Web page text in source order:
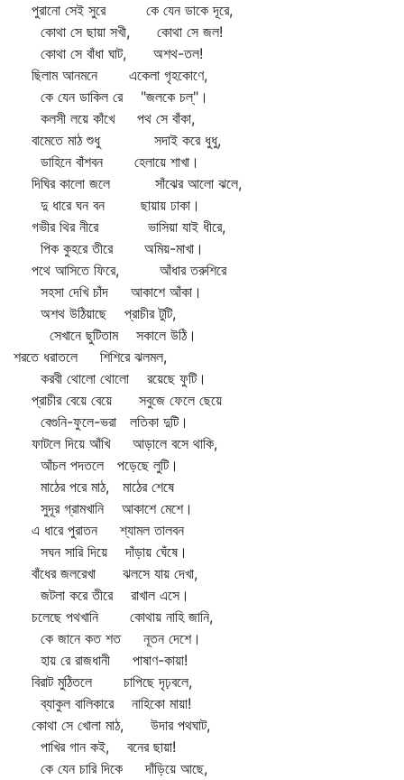
পুরানো সেই সুরে কে যেন ডাকে দূরে,
কোথা সে ছায়া সখী, কোথা সে জল!
কোথা সে বাঁধা ঘাট, অশথ-তল!
ছিলাম আনমনে একেলা গৃহকোণে,
কে যেন ডাকিল রে "জলকে চল্‌"।
কলসী লয়ে কাঁখে পথ সে বাঁকা,
বামেতে মাঠ শুধু সদাই করে ধুধু,
ডাহিনে বাঁশবন হেলায়ে শাখা।
দিঘির কালো জলে সাঁঝের আলো ঝলে,
দু ধারে ঘন বন ছায়ায় ঢাকা।
গভীর থির নীরে ভাসিয়া যাই ধীরে,
পিক কুহরে তীরে অমিয়-মাখা।
পথে আসিতে ফিরে, আঁধার তরুশিরে
সহসা দেখি চাঁদ আকাশে আঁকা।
অশথ উঠিয়াছে প্রাচীর টুটি,
সেখানে ছুটিতাম সকালে উঠি।
শরতে ধরাতলে শিশিরে ঝলমল,
করবী থোলো থোলো রয়েছে ফুটি।
প্রাচীর বেয়ে বেয়ে সবুজে ফেলে ছেয়ে
বেগুনি-ফুলে-ভরা লতিকা দুটি।
ফাটলে দিয়ে আঁখি আড়ালে বসে থাকি,
আঁচল পদতলে পড়েছে লুটি।
মাঠের পরে মাঠ, মাঠের শেষে
সুদূর গ্রামখানি আকাশে মেশে।
এ ধারে পুরাতন শ্যামল তালবন
সঘন সারি দিয়ে দাঁড়ায় ঘেঁষে।
বাঁধের জলরেখা ঝলসে যায় দেখা,
জটলা করে তীরে রাখাল এসে।
চলেছে পথখানি কোথায় নাহি জানি,
কে জানে কত শত নূতন দেশে।
হায় রে রাজধানী পাষাণ-কায়া!
বিরাট মুঠিতলে চাপিছে দৃঢ়বলে,
ব্যাকুল বালিকারে নাহিকো মায়া!
কোথা সে খোলা মাঠ, উদার পথঘাট,
পাখির গান কই, বনের ছায়া!
কে যেন চারি দিকে দাঁড়িয়ে আছে,